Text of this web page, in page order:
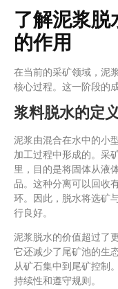
了解泥浆
的作用
在当前的采矿领域，泥
核心过程。这一阶段的
浆料脱水的定
泥浆由混合在水中的小
加工过程中形成的。采
里，目的是将固体从液
品。这种分离可以回收
环。因此，脱水将选矿
行良好。
泥浆脱水的价值超过了
它还减少了尾矿池的生
从矿石集中到尾矿控制
持续性和遵守规则。